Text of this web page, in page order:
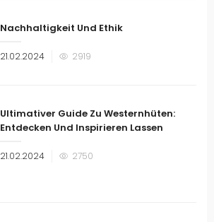
Nachhaltigkeit Und Ethik
Veröffentlicht
21.02.2024 2919
Ultimativer Guide Zu Westernhüten:
Entdecken Und Inspirieren Lassen
Veröffentlicht
21.02.2024 2750